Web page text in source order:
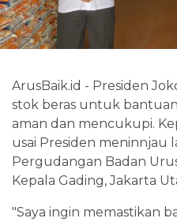
ArusBaik.id - Presiden
stok beras untuk
aman dan mencukupi.
usai Presiden meninnjau
Pergudangan Badan
Kepala Gading, Jakarta
"Saya ingin memastikan